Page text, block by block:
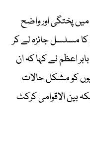
پختگی اور واضح
کا مسلسل جائزہ لے کر
اعظم نے کہا کہ ان
کو مشکل حالات
بین الاقوامی کرکٹ